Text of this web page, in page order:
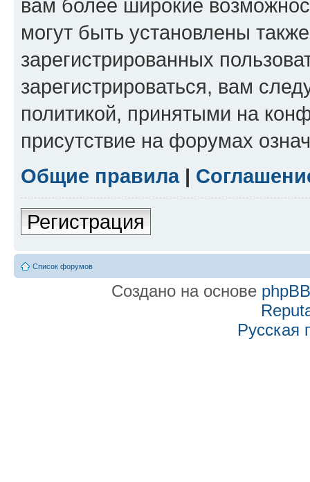
вам более широкие
могут быть установлены
зарегистрированных
зарегистрироваться, вам
политикой, принятыми на
присутствие на форумах
Общие правила|
Регистрация
Список форумов
Создано на основе phpBB
Русская